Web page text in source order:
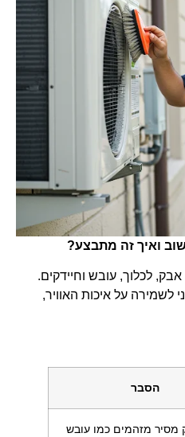
ואיך זה מתבצע?
לכלוך, עובש וחיידקים.
לשמירה על איכות האוויר,
הסבר
מסיר מזהמים כמו עובש